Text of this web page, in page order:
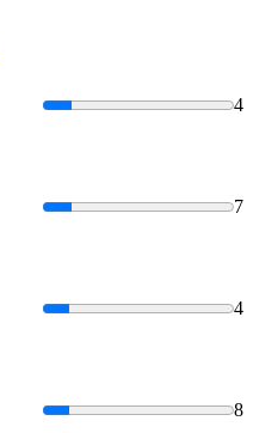
4
7
4
8